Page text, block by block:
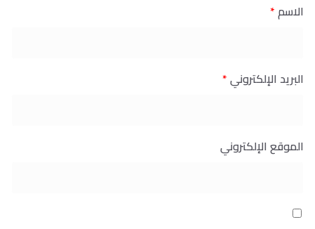
الاسم*
البريد الإلكتروني*
الموقع الإلكتروني